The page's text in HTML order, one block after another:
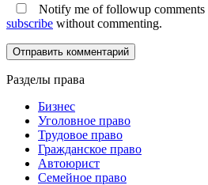
Notify me of followup comments
subscribe without commenting.
Разделы права
Бизнес
Уголовное право
Трудовое право
Гражданское право
Автоюрист
Семейное право